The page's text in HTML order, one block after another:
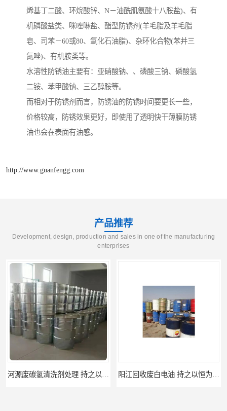
烯基丁二酸、环烷酸锌、N－油酰肌氨酸十八胺盐)、有
机磷酸盐类、咪唑啉盐、酯型防锈剂(羊毛脂及羊毛脂
皂、司苯－60或80、氧化石油脂)、杂环化合物(苯并三
氮唑)、有机胺类等。
水溶性防锈油主要有：亚硝酸钠、、磷酸三钠、磷酸氢
二铵、苯甲酸钠、三乙醇胺等。
而相对于防锈剂而言，防锈油的防锈时间要更长一些，
价格较高，防锈效果更好，即使用了透明快干薄膜防锈
油也会在表面有油感。
http://www.guanfengg.com
产品推荐
Development, design, production and sales in one of the manufacturing
enterprises
河源废碳氢清洗剂处理 持之以恒为客户服务 阳江回收废白电油 持之以恒为客户服务